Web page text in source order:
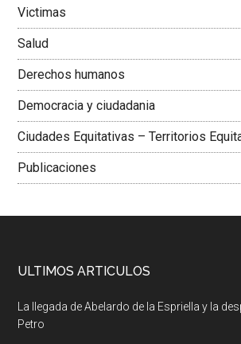
Victimas
Salud
Derechos humanos
Democracia y ciudadania
Ciudades Equitativas – Territorios
Publicaciones
ULTIMOS ARTICULOS
La llegada de Abelardo de la Espriella y la
Petro